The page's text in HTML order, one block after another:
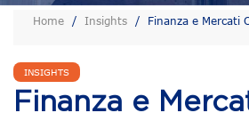
Home / Insights /
Finanza e Mercati
INSIGHTS
Finanza e